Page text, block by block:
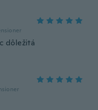
dôležitá